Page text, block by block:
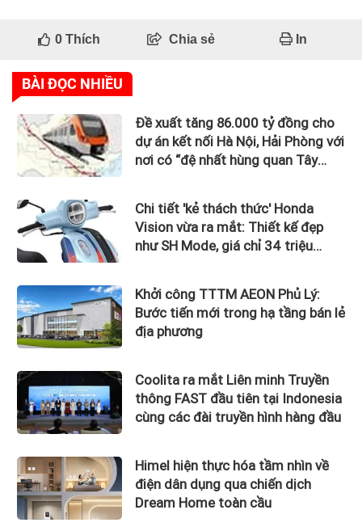
0Thích Chia sẻ In
BÀI ĐỌC NHIỀU
Đề xuất tăng 86.000 tỷ đồng cho
dự án kết nối Hà Nội, Hải Phòng với
nơi có “đệ nhất hùng quan Tây
Chi tiết 'kẻ thách thức' Honda
Vision vừa ra mắt: Thiết kế đẹp
như SH Mode, giá chỉ 34 triệu
Khởi công TTTM AEON Phủ Lý:
Bước tiến mới trong hạ tầng bán lẻ
địa phương
Coolita ra mắt Liên minh Truyền
thông FAST đầu tiên tại Indonesia
cùng các đài truyền hình hàng đầu
Himel hiện thực hóa tầm nhìn về
điện dân dụng qua chiến dịch
Dream Home toàn cầu